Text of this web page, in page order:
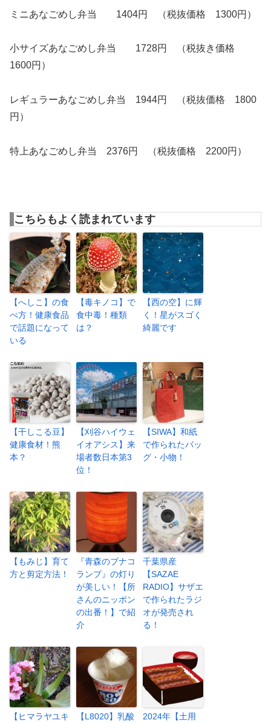
ミニあなごめし弁当 1404円 （税抜価格 1300円）
小サイズあなごめし弁当 1728円 （税抜き価格
1600円）
レギュラーあなごめし弁当 1944円 （税抜価格 1800
円）
特上あなごめし弁当 2376円 （税抜価格 2200円）
こちらもよく読まれています
【へしこ】の食
べ方！健康食品
で話題になって
いる
【毒キノコ】で
食中毒！種類
は？
【西の空】に輝
く！星がスゴく
綺麗です
【干しこる豆】
健康食材！熊
本？
【刈谷ハイウェ
イオアシス】来
場者数日本第3
位！
【SIWA】和紙
で作られたバッ
グ・小物！
【もみじ】育て
方と剪定方法！
『青森のブナコ
ランプ』の灯り
が美しい！【所
さんのニッポン
の出番！】で紹
介
千葉県産
【SAZAE
RADIO】サザエ
で作られたラジ
オが発売され
る！
【ヒマラヤユキ
【L8020】乳酸
2024年【土用